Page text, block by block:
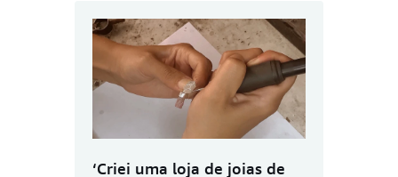
‘Criei uma loja de joias de